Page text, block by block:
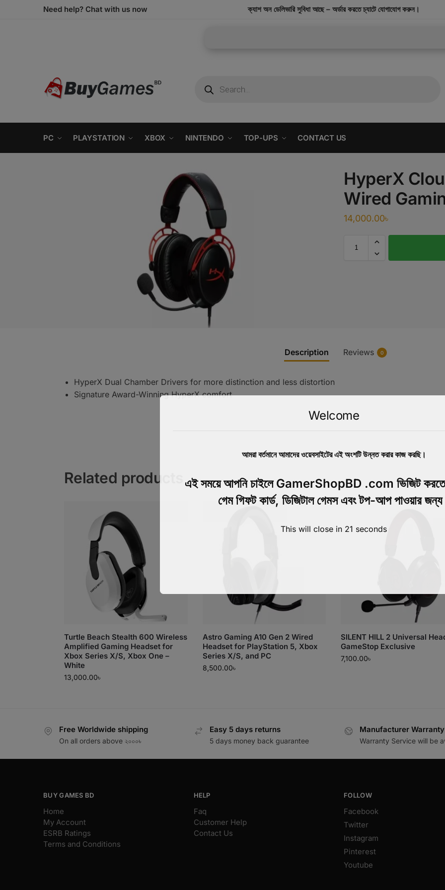
Need help? Chat with us now ক্যাশ অন ডেলিভারি সুবিধা আছে – অর্ডার করতে চ্যাটে যোগাযোগ করুন।
PC PLAYSTATION XBOX NINTENDO TOP-UPS CONTACT US
HyperX
Wired
14,000.00৳
Description Reviews 0
HyperX Dual Chamber Drivers for more distinction and less distortion
Signature Award-Winning HyperX comfort
Related products
Turtle Beach Stealth 600 Wireless
Amplified Gaming Headset for
Xbox Series X/S, Xbox One –
White
13,000.00৳
Astro Gaming A10 Gen 2 Wired
Headset for PlayStation 5, Xbox
Series X/S, and PC
8,500.00৳
SILENT HILL 2 Universal
GameStop Exclusive
7,100.00৳
Free Worldwide shipping
On all orders above ২০০০৳
Easy 5 days returns
5 days money back guarantee
Manufacturer Warranty
Warranty Service will be
BUY GAMES BD
Home
My Account
ESRB Ratings
Terms and Conditions
HELP
Faq
Customer Help
Contact Us
FOLLOW
Facebook
Twitter
Instagram
Pinterest
Youtube
modal-check
Welcome
আমরা বর্তমানে আমাদের ওয়েবসাইটের এই অংশটি উন্নত করার কাজ করছি।
এই সময়ে আপনি চাইলে GamerShopBD .com ভিজিট
গেম গিফট কার্ড, ডিজিটাল গেমস এবং টপ-আপ পাওয়ার
This will close in 20 seconds